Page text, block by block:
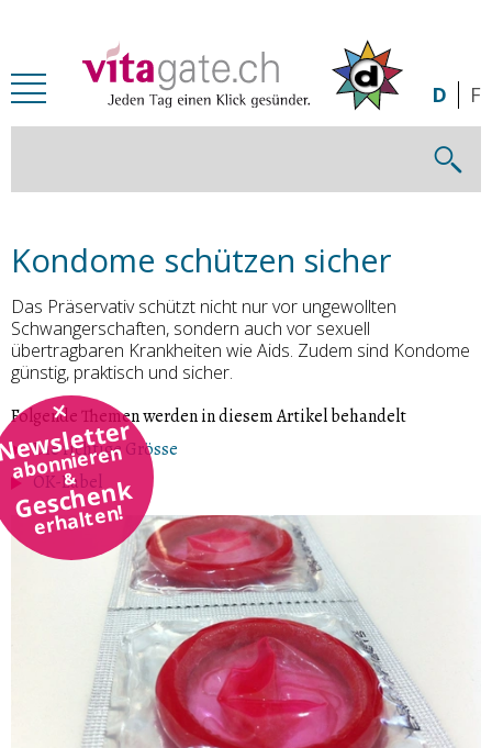
abonnieren
&
Geschenk
erhalten!
D F
Kondome schützen sicher
Das Präservativ schützt nicht nur vor ungewollten
Schwangerschaften, sondern auch vor sexuell
übertragbaren Krankheiten wie Aids. Zudem sind Kondome
günstig, praktisch und sicher.
Folgende Themen werden in diesem Artikel behandelt
Die richtige Grösse
OK-Label